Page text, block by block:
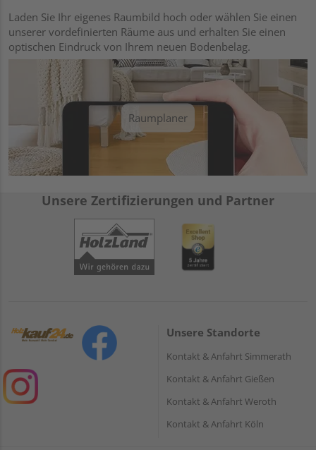
Laden Sie Ihr eigenes Raumbild hoch oder wählen Sie einen
unserer vordefinierten Räume aus und erhalten Sie einen
optischen Eindruck von Ihrem neuen Bodenbelag.
Raumplaner
Unsere Zertifizierungen und Partner
Unsere Standorte
Kontakt & Anfahrt Simmerath
Kontakt & Anfahrt Gießen
Kontakt & Anfahrt Weroth
Kontakt & Anfahrt Köln